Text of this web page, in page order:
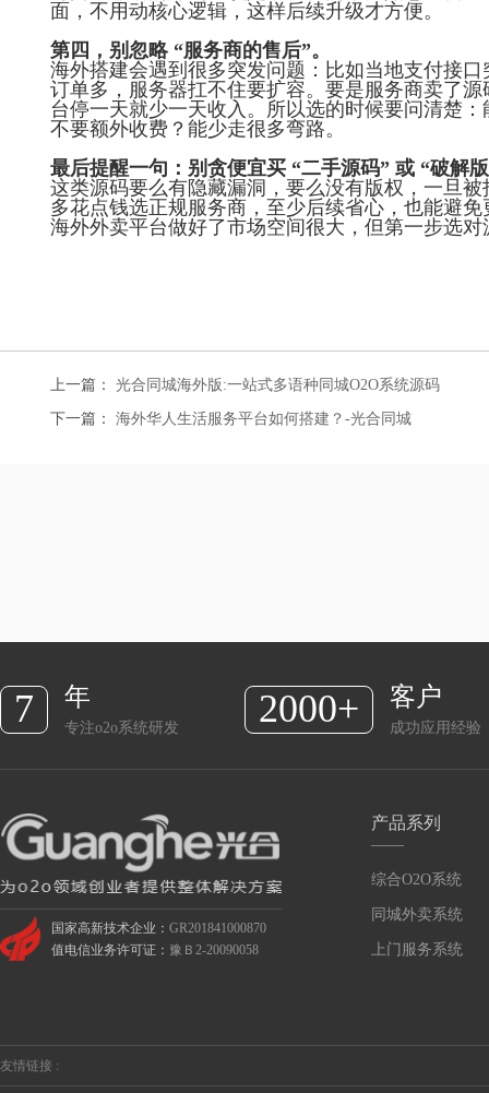
面，不用动核心逻辑，这样后续升级才方便。
第四，别忽略 “服务商的售后”。
海外搭建会遇到很多突发问题：比如当地支付接
订单多，服务器扛不住要扩容。要是服务商卖了
台停一天就少一天收入。所以选的时候要问清楚
不要额外收费？能少走很多弯路。
最后提醒一句：别贪便宜买 “二手源码” 或 “破解
这类源码要么有隐藏漏洞，要么没有版权，一旦
多花点钱选正规服务商，至少后续省心，也能避免
海外外卖平台做好了市场空间很大，但第一步选
上一篇： 光合同城海外版:一站式多语种同城O2O系统源码
下一篇： 海外华人生活服务平台如何搭建？-光合同城
7 年
专注o2o系统研发 2000+ 客户
成功应用经验
国家高新技术企业： GR201841000870
值电信业务许可证： 豫Ｂ2-20090058
产品系列
综合O2O系统
同城外卖系统
上门服务系统
友情链接 :